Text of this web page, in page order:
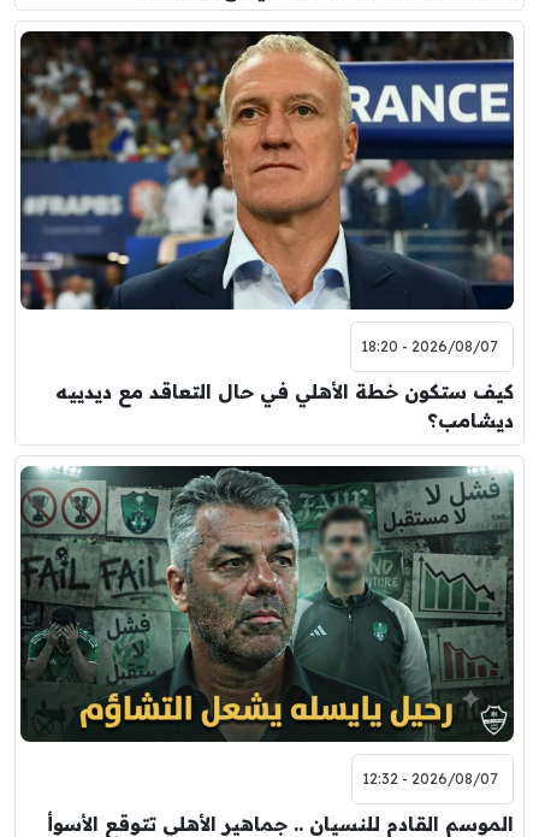
2026/08/07 - 18:20
كيف ستكون خطة الأهلي في حال التعاقد مع ديدييه
ديشامب؟
2026/08/07 - 12:32
الموسم القادم للنسيان .. جماهير الأهلي تتوقع الأسوأ